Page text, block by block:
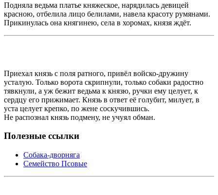
Подняла ведьма платье княжеское, нарядилась девицей
красною, отбелила лицо белилами, навела красоту румянами.
Прикинулась она княгинею, села в хоромах, князя ждёт.
Приехал князь с поля ратного, привёл войско-дружину
усталую. Только ворота скрипнули, только собаки радостно
тявкнули, а уж бежит ведьма к князю, ручки ему целует, к
сердцу его прижимает. Князь в ответ её голубит, милует, в
уста целует крепко, по жене соскучившись.
Не распознал князь подмену, не учуял обман.
Полезные ссылки
Собака-дворняга
Семейство Псовые